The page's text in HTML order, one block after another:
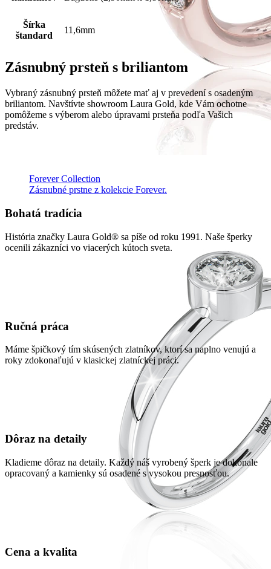
Forever Collection
Zásnubné prstne z kolekcie Forever.
Šírka
štandard
11,6mm
Zásnubný prsteň s briliantom
Vybraný zásnubný prsteň môžete mať aj v prevedení s osadeným
briliantom. Navštívte showroom Laura Gold, kde Vám ochotne
pomôžeme s výberom alebo úpravami prsteňa podľa Vašich
predstáv.
Bohatá tradícia
História značky Laura Gold® sa píše od roku 1991. Naše šperky
ocenili zákazníci vo viacerých kútoch sveta.
Ručná práca
Máme špičkový tím skúsených zlatníkov, ktorí sa naplno venujú a
roky zdokonaľujú v klasickej zlatníckej práci.
Dôraz na detaily
Kladieme dôraz na detaily. Každý náš vyrobený šperk je dokonale
opracovaný a kamienky sú osadené s vysokou presnosťou.
Cena a kvalita